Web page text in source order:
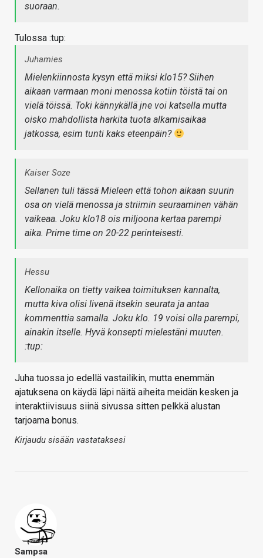
suoraan.
Tulossa :tup:
Juhamies
Mielenkiinnosta kysyn että miksi klo15? Siihen
aikaan varmaan moni menossa kotiin töistä tai on
vielä töissä. Toki kännykällä jne voi katsella mutta
oisko mahdollista harkita tuota alkamisaikaa
jatkossa, esim tunti kaks eteenpäin?
Kaiser Soze
Sellanen tuli tässä Mieleen että tohon aikaan suurin
osa on vielä menossa ja striimin seuraaminen vähän
vaikeaa. Joku klo18 ois miljoona kertaa parempi
aika. Prime time on 20-22 perinteisesti.
Hessu
Kellonaika on tietty vaikea toimituksen kannalta,
mutta kiva olisi livenä itsekin seurata ja antaa
kommenttia samalla. Joku klo. 19 voisi olla parempi,
ainakin itselle. Hyvä konsepti mielestäni muuten.
:tup:
Juha tuossa jo edellä vastailikin, mutta enemmän
ajatuksena on käydä läpi näitä aiheita meidän kesken ja
interaktiivisuus siinä sivussa sitten pelkkä alustan
tarjoama bonus.
Kirjaudu sisään vastataksesi
Sampsa